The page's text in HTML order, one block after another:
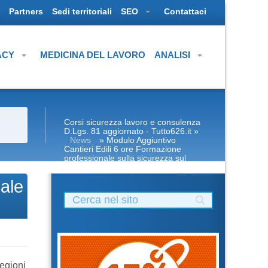
Partners Sedi territoriali SEO Contattaci
MEDICINA DEL LAVORO ANALISI
Corsi sicurezza lavoro e consulenza
D.Lgs. 81 aggiornato - Tutto626.it »
News
» Modulo Aggiuntivo
Cantieri Edili 6 ore Formazione
professionale sulla sicurezza sul